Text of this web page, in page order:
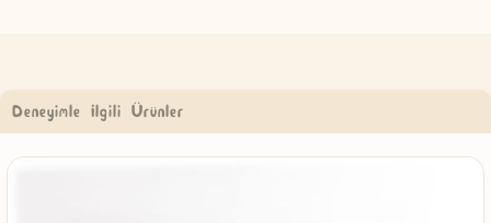
Deneyimle İlgili Ürünler